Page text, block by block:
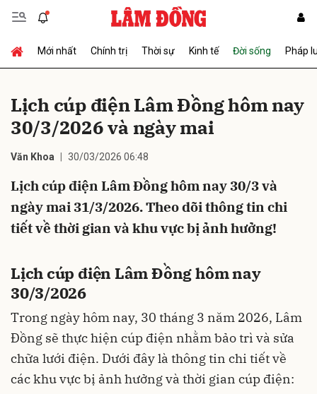
Mới nhất Chính trị Thời sự Kinh tế Đời sống Pháp
Lịch cúp điện Lâm Đồng hôm nay
30/3/2026 và ngày mai
Văn Khoa 30/03/2026 06:48
Lịch cúp điện Lâm Đồng hôm nay 30/3 và
ngày mai 31/3/2026. Theo dõi thông tin chi
tiết về thời gian và khu vực bị ảnh hưởng!
Lịch cúp điện Lâm Đồng hôm nay
30/3/2026
Trong ngày hôm nay, 30 tháng 3 năm 2026, Lâm
Đồng sẽ thực hiện cúp điện nhằm bảo trì và sửa
chữa lưới điện. Dưới đây là thông tin chi tiết về
các khu vực bị ảnh hưởng và thời gian cúp điện:
Gửi bình luận
Hủy Gửi